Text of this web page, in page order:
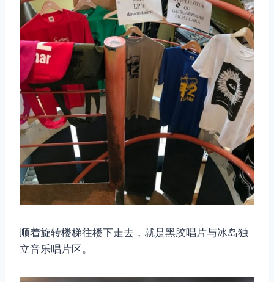
顺着旋转楼梯往楼下走去，就是黑胶唱片与冰岛独
立音乐唱片区。